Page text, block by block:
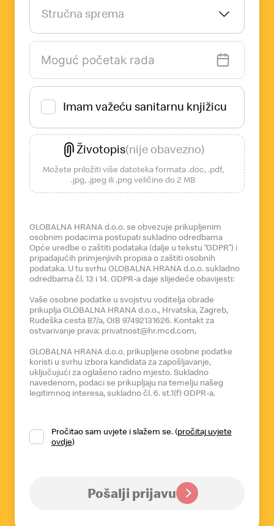
Stručna sprema
Imam važeću sanitarnu knjižicu
Životopis(nije obavezno)
Možete priložiti više datoteka formata .doc, .pdf,
.jpg, .jpeg ili .png veličine do 2 MB
GLOBALNA HRANA d.o.o. se obvezuje prikupljenim
osobnim podacima postupati sukladno odredbama
Opće uredbe o zaštiti podataka (dalje u tekstu “GDPR”) i
pripadajućih primjenjivih propisa o zaštiti osobnih
podataka. U tu svrhu GLOBALNA HRANA d.o.o. sukladno
odredbama čl. 13 i 14. GDPR-a daje slijedeće obavijesti:
Vaše osobne podatke u svojstvu voditelja obrade
prikuplja GLOBALNA HRANA d.o.o., Hrvatska, Zagreb,
Rudeška cesta 87/a, OIB 97492131626. Kontakt za
ostvarivanje prava: privatnost@hr.mcd.com,
GLOBALNA HRANA d.o.o. prikupljene osobne podatke
koristi u svrhu izbora kandidata za zapošljavanje,
uključujući za oglašeno radno mjesto. Sukladno
navedenom, podaci se prikupljaju na temelju našeg
legitimnog interesa, sukladno čl. 6. st.1(f) GDPR-a.
adresi stanovanja, godini rođenja, broju telefona te CV-u
kojega ispitanik može dostaviti GLOBALNOJ HRANI
Prikupljeni podaci ne dostavljaju se drugim primateljima i
Pročitao sam uvjete i slažem se. (pročitaj uvjete
ovdje)
Pošalji prijavu